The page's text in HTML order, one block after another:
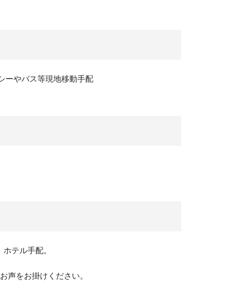
ーやバス等現地移動手配
テル手配。
声をお掛けください。